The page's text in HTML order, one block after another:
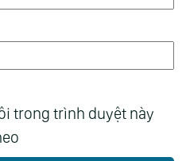
trong trình duyệt này